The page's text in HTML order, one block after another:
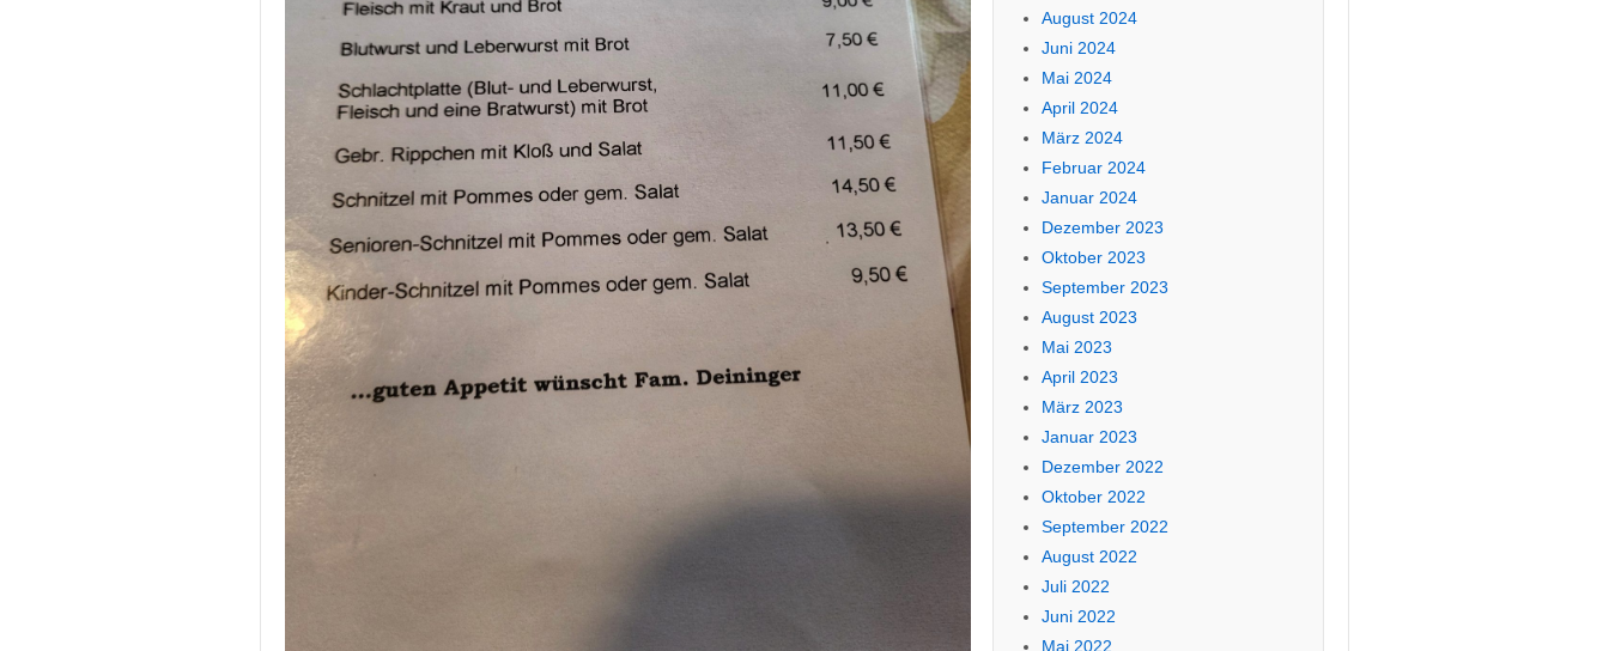
August 2024
Juni 2024
Mai 2024
April 2024
März 2024
Februar 2024
Januar 2024
Dezember 2023
Oktober 2023
September 2023
August 2023
Mai 2023
April 2023
März 2023
Januar 2023
Dezember 2022
Oktober 2022
September 2022
August 2022
Juli 2022
Juni 2022
Mai 2022